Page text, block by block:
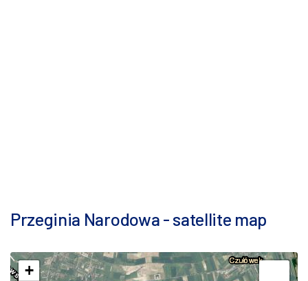
Przeginia Narodowa - satellite map
+